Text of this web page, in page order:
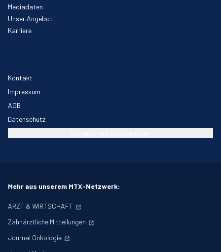
Mediadaten
Unser Angebot
Karriere
Kontakt
Impressum
AGB
Datenschutz
Mehr aus unserem MTX-Netzwerk:
ARZT & WIRTSCHAFT
Zahnärztliche Mitteilungen
Journal Onkologie